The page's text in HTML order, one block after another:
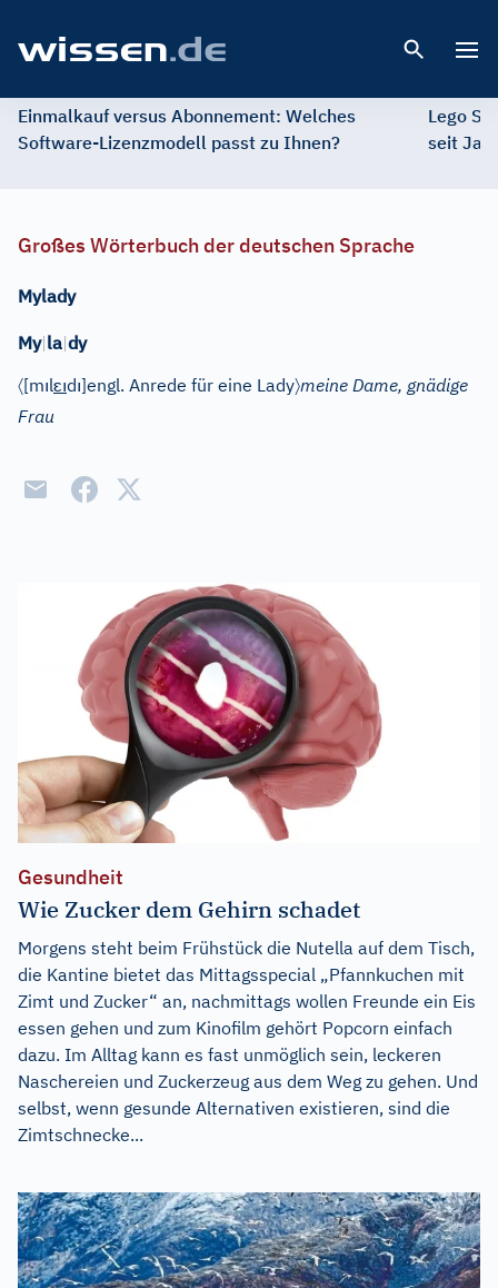
Einmalkauf versus Abonnement: Welches
Software-Lizenzmodell passt zu Ihnen?
Lego
seit
Großes Wörterbuch der deutschen Sprache
Mylady
My|la|dy
〈[mılɛıdı]engl. Anrede für eine Lady〉meine Dame, gnädige
Frau
Gesundheit
Wie Zucker dem Gehirn schadet
Morgens steht beim Frühstück die Nutella auf dem Tisch,
die Kantine bietet das Mittagsspecial „Pfannkuchen mit
Zimt und Zucker“ an, nachmittags wollen Freunde ein Eis
essen gehen und zum Kinofilm gehört Popcorn einfach
dazu. Im Alltag kann es fast unmöglich sein, leckeren
Naschereien und Zuckerzeug aus dem Weg zu gehen. Und
selbst, wenn gesunde Alternativen existieren, sind die
Zimtschnecke...